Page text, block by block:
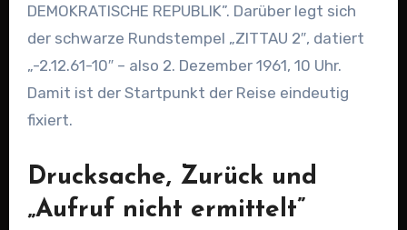
DEMOKRATISCHE REPUBLIK”. Darüber legt sich
der schwarze Rundstempel „ZITTAU 2″, datiert
„-2.12.61-10″ – also 2. Dezember 1961, 10 Uhr.
Damit ist der Startpunkt der Reise eindeutig
fixiert.
Drucksache, Zurück und
„Aufruf nicht ermittelt”